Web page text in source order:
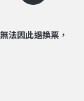
法因此退換票，